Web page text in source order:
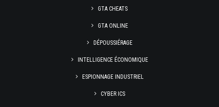
GTA CHEATS
GTA ONLINE
DÉPOUSSIÉRAGE
INTELLIGENCE ÉCONOMIQUE
ESPIONNAGE INDUSTRIEL
CYBER ICS